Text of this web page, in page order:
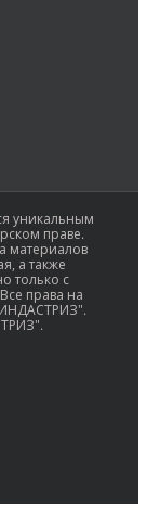
уникальным
праве.
материалов
а также
только с
права на